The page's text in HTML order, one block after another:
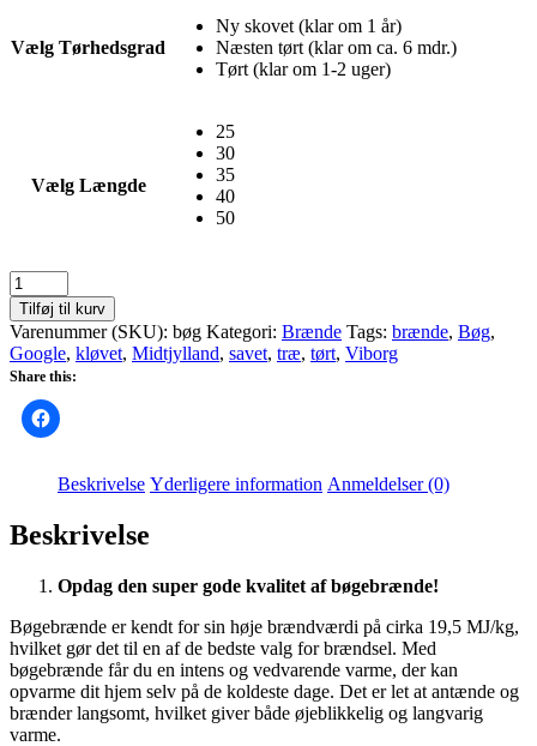
850,00 kr.
Vælg Tørhedsgrad
Ny skovet (klar om 1 år)
Næsten tørt (klar om ca. 6 mdr.)
Tørt (klar om 1-2 uger)
Vælg Længde
25
30
35
40
50
Bøgetræ
antal
Tilføj til kurv
Varenummer (SKU): bøg Kategori: Brænde Tags: brænde, Bøg,
Google, kløvet, Midtjylland, savet, træ, tørt, Viborg
Share this:
Beskrivelse Yderligere information Anmeldelser (0)
Beskrivelse
Opdag den super gode kvalitet af bøgebrænde!
Bøgebrænde er kendt for sin høje brændværdi på cirka 19,5 MJ/kg,
hvilket gør det til en af de bedste valg for brændsel. Med
bøgebrænde får du en intens og vedvarende varme, der kan
opvarme dit hjem selv på de koldeste dage. Det er let at antænde og
brænder langsomt, hvilket giver både øjeblikkelig og langvarig
varme.